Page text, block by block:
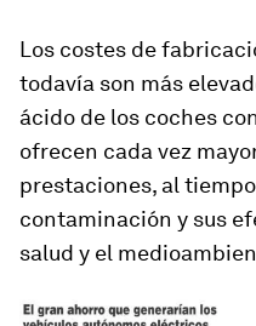
Los costes de
todavía son más
ácido de los coches
ofrecen cada vez
prestaciones, al
contaminación y sus
salud y el